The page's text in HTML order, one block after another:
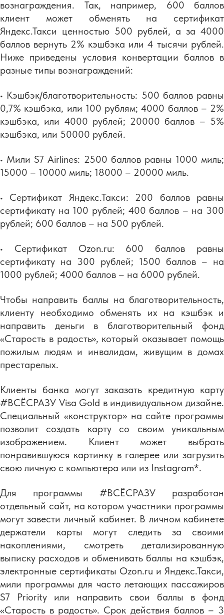
вознаграждения. Так, например, 600 баллов
клиент может обменять на сертификат
Яндекс.Такси ценностью 500 рублей, а за 4000
баллов вернуть 2% кэшбэка или 4 тысячи рублей.
Ниже приведены условия конвертации баллов в
разные типы вознаграждений:
• Кэшбэк/благотворительность: 500 баллов равны
0,7% кэшбэка, или 100 рублям; 4000 баллов – 2%
кэшбэка, или 4000 рублей; 20000 баллов – 5%
кэшбэка, или 50000 рублей.
• Мили S7 Airlines: 2500 баллов равны 1000 миль;
15000 – 10000 миль; 18000 – 20000 миль.
• Сертификат Яндекс.Такси: 200 баллов равны
сертификату на 100 рублей; 400 баллов – на 300
рублей; 600 баллов – на 500 рублей.
• Сертификат Ozon.ru: 600 баллов равны
сертификату на 300 рублей; 1500 баллов – на
1000 рублей; 4000 баллов – на 6000 рублей.
Чтобы направить баллы на благотворительность,
клиенту необходимо обменять их на кэшбэк и
направить деньги в благотворительный фонд
«Старость в радость», который оказывает помощь
пожилым людям и инвалидам, живущим в домах
престарелых.
Клиенты банка могут заказать кредитную карту
#ВСЁСРАЗУ Visa Gold в индивидуальном дизайне.
Специальный «конструктор» на сайте программы
позволит создать карту со своим уникальным
изображением. Клиент может выбрать
понравившуюся картинку в галерее или загрузить
свою личную с компьютера или из Instagram*.
Для программы #ВСЁСРАЗУ разработан
отдельный сайт, на котором участники программы
могут завести личный кабинет. В личном кабинете
держатели карты могут следить за своими
накоплениями, смотреть детализированную
выписку расходов и обменивать баллы на кэшбэк,
электронные сертификаты Ozon.ru и Яндекс.Такси,
мили программы для часто летающих пассажиров
S7 Priority или направить свои баллы в фонд
«Старость в радость». Срок действия баллов – 3